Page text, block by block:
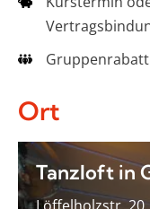
Ort
Tanzloft in